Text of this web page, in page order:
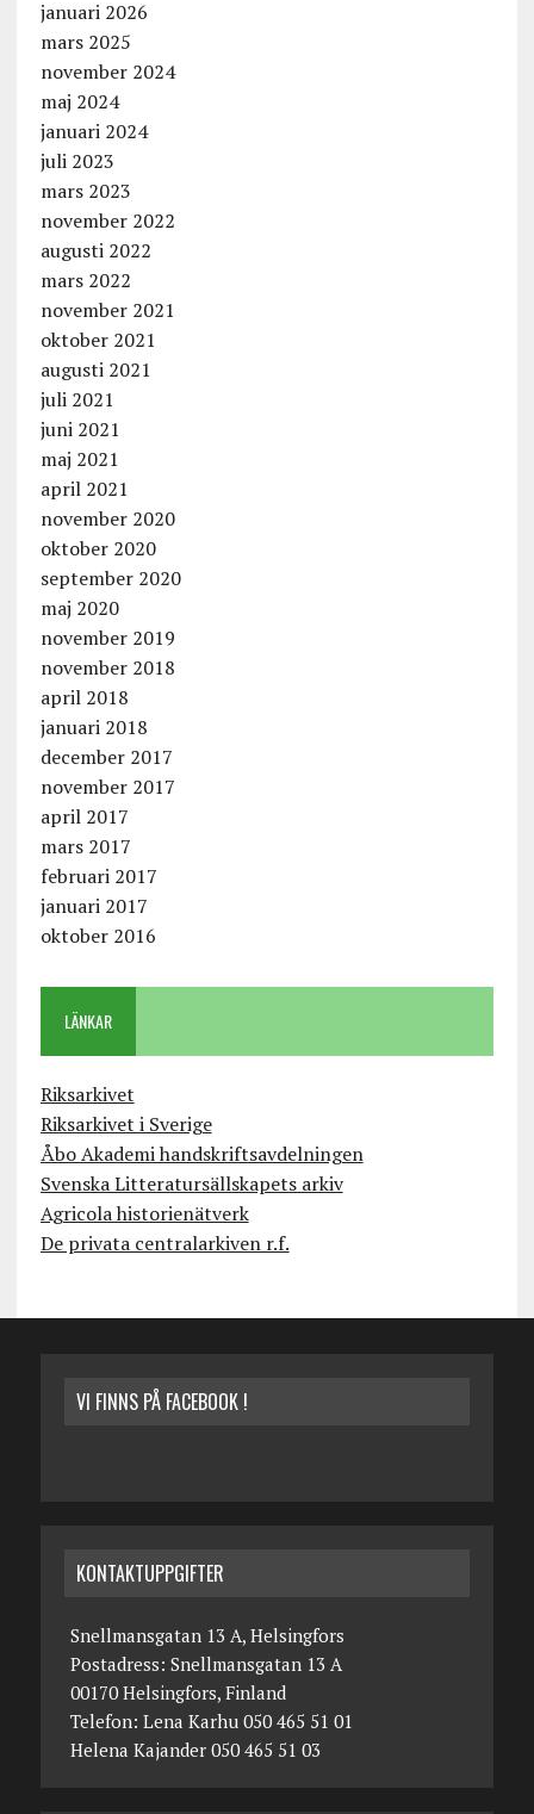
januari 2026
mars 2025
november 2024
maj 2024
januari 2024
juli 2023
mars 2023
november 2022
augusti 2022
mars 2022
november 2021
oktober 2021
augusti 2021
juli 2021
juni 2021
maj 2021
april 2021
november 2020
oktober 2020
september 2020
maj 2020
november 2019
november 2018
april 2018
januari 2018
december 2017
november 2017
april 2017
mars 2017
februari 2017
januari 2017
oktober 2016
LÄNKAR
Riksarkivet
Riksarkivet i Sverige
Åbo Akademi handskriftsavdelningen
Svenska Litteratursällskapets arkiv
Agricola historienätverk
De privata centralarkiven r.f.
VI FINNS PÅ FACEBOOK !
KONTAKTUPPGIFTER
Snellmansgatan 13 A, Helsingfors
Postadress: Snellmansgatan 13 A
00170 Helsingfors, Finland
Telefon: Lena Karhu 050 465 51 01
Helena Kajander 050 465 51 03